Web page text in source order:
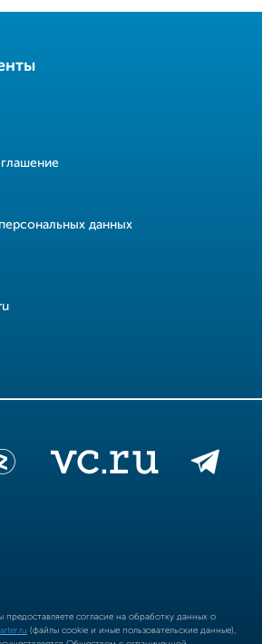
данных
предоставляете согласие на обработку данных о
(файлы cookie и иные пользовательские данные),